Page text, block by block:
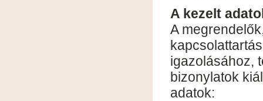
A kezelt
A
igazolásához,
bizonylatok
adatok: